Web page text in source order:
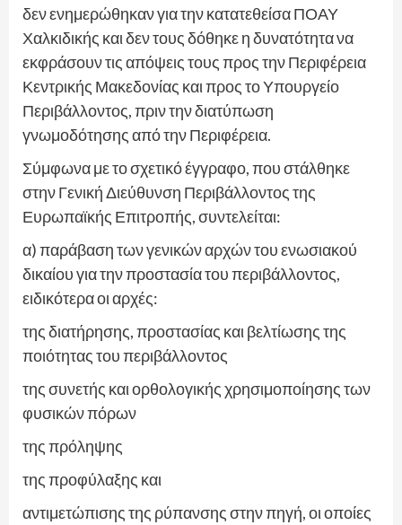
δεν ενημερώθηκαν για την κατατεθείσα ΠΟΑΥ
Χαλκιδικής και δεν τους δόθηκε η δυνατότητα να
εκφράσουν τις απόψεις τους προς την Περιφέρεια
Κεντρικής Μακεδονίας και προς το Υπουργείο
Περιβάλλοντος, πριν την διατύπωση
γνωμοδότησης από την Περιφέρεια.
Σύμφωνα με το σχετικό έγγραφο, που στάλθηκε
στην Γενική Διεύθυνση Περιβάλλοντος της
Ευρωπαϊκής Επιτροπής, συντελείται:
α) παράβαση των γενικών αρχών του ενωσιακού
δικαίου για την προστασία του περιβάλλοντος,
ειδικότερα οι αρχές:
της διατήρησης, προστασίας και βελτίωσης της
ποιότητας του περιβάλλοντος
της συνετής και ορθολογικής χρησιμοποίησης των
φυσικών πόρων
της πρόληψης
της προφύλαξης και
αντιμετώπισης της ρύπανσης στην πηγή, οι οποίες